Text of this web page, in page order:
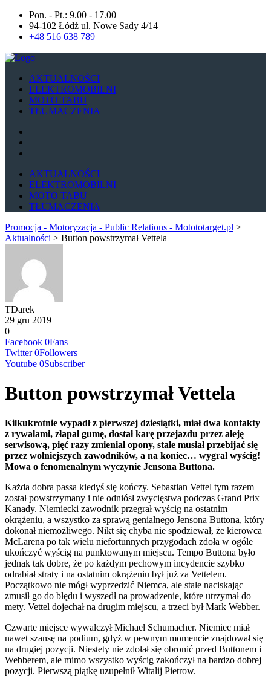
Pon. - Pt.: 9.00 - 17.00
94-102 Łódź ul. Nowe Sady 4/14
+48 516 638 789
AKTUALNOŚCI
ELEKTROMOBILNI
MOTO TABU
TŁUMACZENIA
AKTUALNOŚCI
ELEKTROMOBILNI
MOTO TABU
TŁUMACZENIA
Promocja - Motoryzacja - Public Relations - Motototarget.pl >
Aktualności > Button powstrzymał Vettela
TDarek
29 gru 2019
0
Facebook 0Fans
Twitter 0Followers
Youtube 0Subscriber
Button powstrzymał Vettela
Kilkukrotnie wypadł z pierwszej dziesiątki, miał dwa kontakty
z rywalami, złapał gumę, dostał karę przejazdu przez aleję
serwisową, pięć razy zmieniał opony, stale musiał przebijać się
przez wolniejszych zawodników, a na koniec… wygrał wyścig!
Mowa o fenomenalnym wyczynie Jensona Buttona.
Każda dobra passa kiedyś się kończy. Sebastian Vettel tym razem
został powstrzymany i nie odniósł zwycięstwa podczas Grand Prix
Kanady. Niemiecki zawodnik przegrał wyścig na ostatnim
okrążeniu, a wszystko za sprawą genialnego Jensona Buttona, który
dokonał niemożliwego. Nikt się chyba nie spodziewał, że kierowca
McLarena po tak wielu niefortunnych przygodach zdoła w ogóle
ukończyć wyścig na punktowanym miejscu. Tempo Buttona było
jednak tak dobre, że po każdym pechowym incydencie szybko
odrabiał straty i na ostatnim okrążeniu był już za Vettelem.
Początkowo nie mógł wyprzedzić Niemca, ale stale naciskając
zmusił go do błędu i wyszedł na prowadzenie, które utrzymał do
mety. Vettel dojechał na drugim miejscu, a trzeci był Mark Webber.
Czwarte miejsce wywalczył Michael Schumacher. Niemiec miał
nawet szansę na podium, gdyż w pewnym momencie znajdował się
na drugiej pozycji. Niestety nie zdołał się obronić przed Buttonem i
Webberem, ale mimo wszystko wyścig zakończył na bardzo dobrej
pozycji. Pierwszą piątkę uzupełnił Witalij Pietrow.